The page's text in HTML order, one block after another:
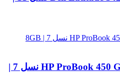
لپ تاپ استوک HP ProBook 450 G5 Core i5 نسل 7 |